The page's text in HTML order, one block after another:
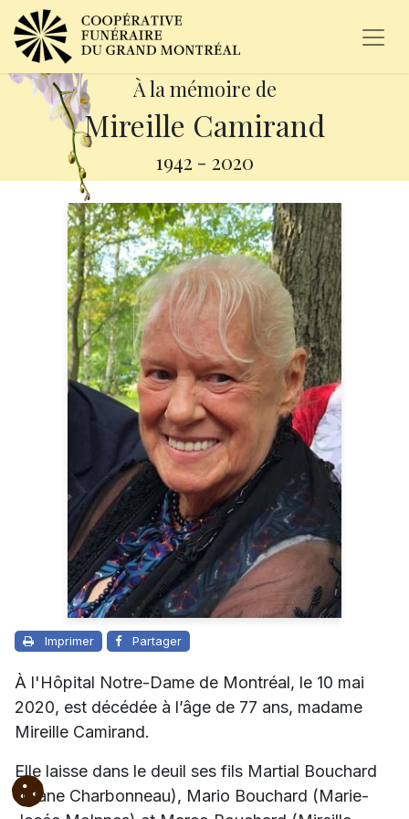
À la mémoire de
Mireille Camirand
1942 - 2020
Imprimer Partager
À l'Hôpital Notre-Dame de Montréal, le 10 mai
2020, est décédée à l’âge de 77 ans, madame
Mireille Camirand.
Elle laisse dans le deuil ses fils Martial Bouchard
(Diane Charbonneau), Mario Bouchard (Marie-